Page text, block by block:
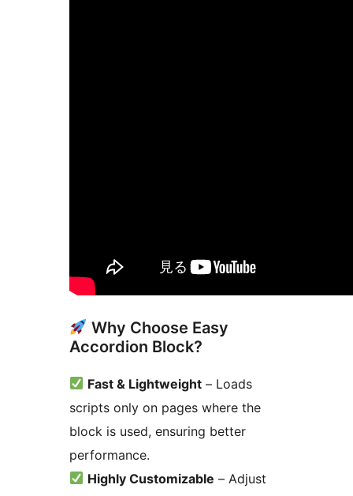
Why Choose Easy
Accordion Block?
Fast & Lightweight – Loads
scripts only on pages where the
block is used, ensuring better
performance.
Highly Customizable – Adjust